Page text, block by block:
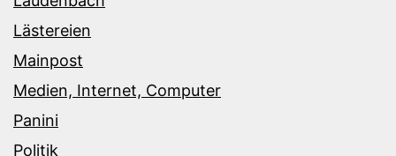
Lästereien
Mainpost
Medien, Internet, Computer
Panini
Politik